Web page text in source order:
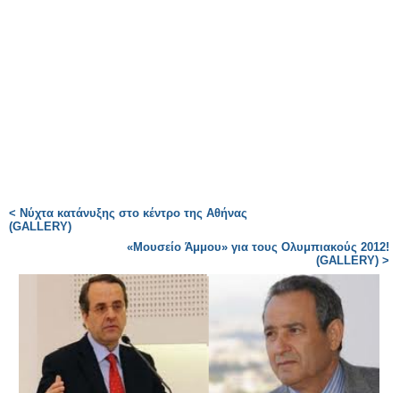
< Νύχτα κατάνυξης στο κέντρο της Αθήνας
(GALLERY)
«Μουσείο Άμμου» για τους Ολυμπιακούς 2012!
(GALLERY) >